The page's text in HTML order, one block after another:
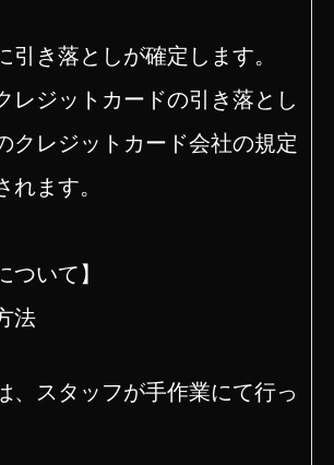
引き落としが確定します。
レジットカードの引き落とし
クレジットカード会社の規定
れます。
ついて】
法
、スタッフが手作業にて行っ